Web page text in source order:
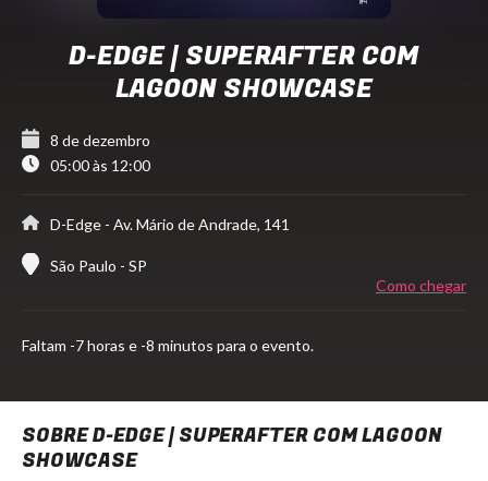
D-EDGE | SUPERAFTER COM
LAGOON SHOWCASE
8 de dezembro
05:00 às 12:00
D-Edge - Av. Mário de Andrade, 141
São Paulo - SP
Como chegar
Faltam -7 horas e -8 minutos para o evento.
SOBRE D-EDGE | SUPERAFTER COM LAGOON
SHOWCASE